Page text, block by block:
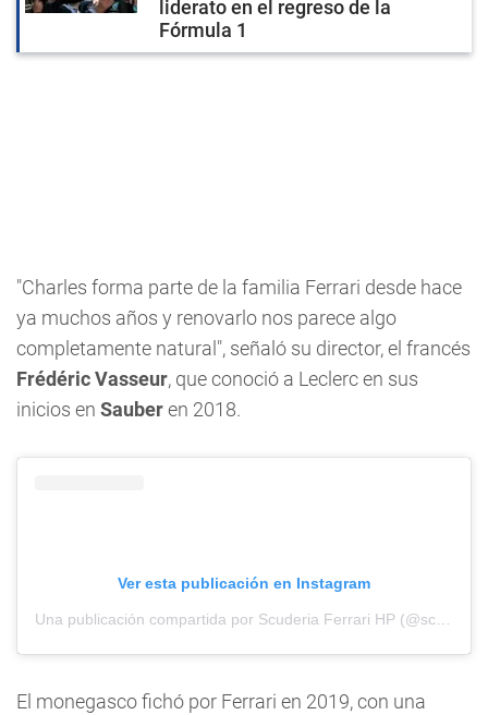
liderato en el regreso de la
Fórmula 1
"Charles forma parte de la familia Ferrari desde hace
ya muchos años y renovarlo nos parece algo
completamente natural", señaló su director, el francés
Frédéric Vasseur, que conoció a Leclerc en sus
inicios en Sauberen 2018.
Ver esta publicación en Instagram
El monegasco fichó por Ferrari en 2019, con una